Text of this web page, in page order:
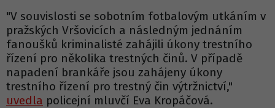
"V souvislosti se sobotním fotbalovým utkáním v
pražských Vršovicích a následným jednáním
fanoušků kriminalisté zahájili úkony trestního
řízení pro několika trestných činů. V případě
napadení brankáře jsou zahájeny úkony
trestního řízení pro trestný čin výtržnictví,"
uvedla policejní mluvčí Eva Kropáčová.